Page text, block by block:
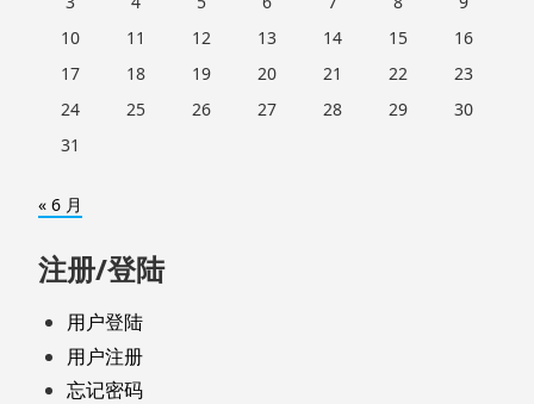
10
11 12 13 14 15
16
17
18 19 20 21 22
23
24
25 26 27 28 29
30
31
« 6 月
注册/登陆
用户登陆
用户注册
忘记密码